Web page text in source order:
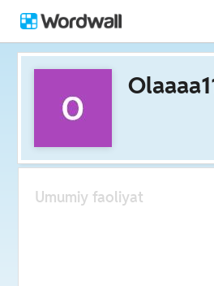
Umumiy faoliyat